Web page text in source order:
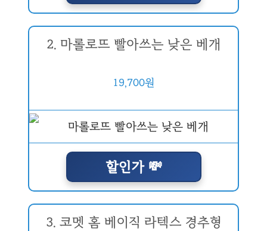
2. 마롤로뜨 빨아쓰는 낮은 베개
19,700원
할인가 💸
3. 코멧 홈 베이직 라텍스 경추형